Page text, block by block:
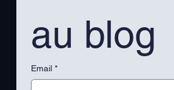
au blog
Email *